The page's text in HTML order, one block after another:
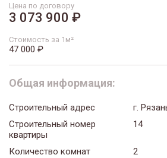
Цена по договору
3 073 900 ₽
Стоимость за 1м²
47 000 ₽
Общая информация:
Строительный адрес
г.
Строительный номер
квартиры
14
Количество комнат
2